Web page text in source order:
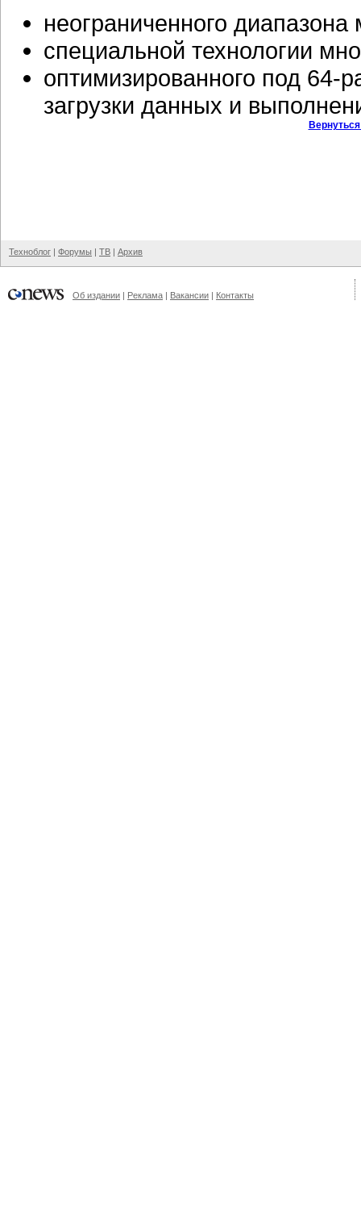
неограниченного
специальной технологии
оптимизированного под
загрузки данных и
Техноблог | Форумы | ТВ | Архив
Об издании | Реклама | Вакансии | Контакты